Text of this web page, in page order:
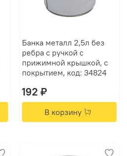
Банка металл 2,5л без
ребра с ручкой с
прижимной крышкой, с
покрытием, код: 34824
192 ₽
В корзину